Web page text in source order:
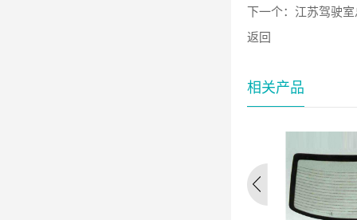
下一个： 江苏驾驶
返回
相关产品